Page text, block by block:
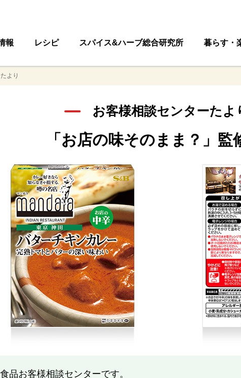
報 レシピ スパイス&ハーブ総合研究所 暮らす・
より
お客様相談センターたよ
「お店の味そのまま？」監
品お客様相談センターです。